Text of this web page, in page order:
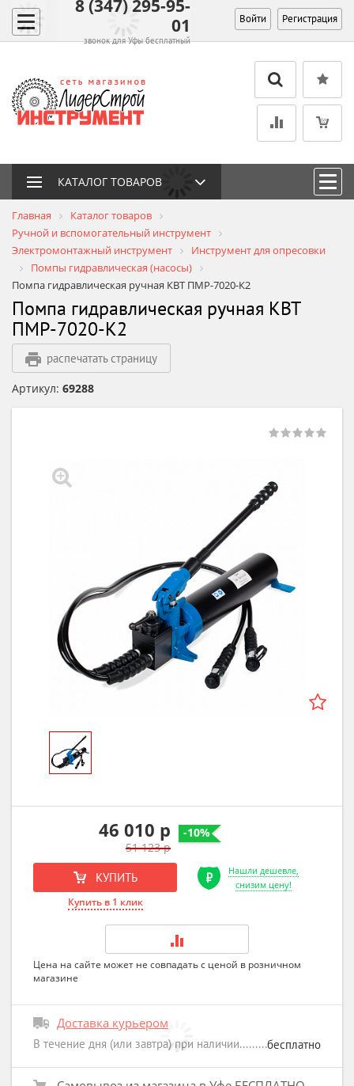
8 (347) 295-95-
01
звонок для Уфы бесплатный
Войти Регистрация
КАТАЛОГ ТОВАРОВ
Главная
Каталог товаров
Ручной и вспомогательный инструмент
Электромонтажный инструмент
Инструмент для опресовки
Помпы гидравлическая (насосы)
Помпа гидравлическая ручная КВТ ПМР-7020-К2
Помпа гидравлическая ручная КВТ
ПМР-7020-К2
распечатать страницу
Артикул: 69288
46 010 р
51 123 р
КУПИТЬ
Купить в 1 клик
Нашли дешевле,
снизим цену!
-10%
Цена на сайте может не совпадать с ценой в розничном
магазине
Доставка курьером
В течение дня (или завтра) при наличии бесплатно